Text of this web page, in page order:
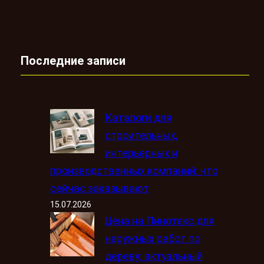
Последние записи
Каталоги для
строительных,
интерьерных и
производственных компаний: что
сейчас заказывают
15.07.2026
Цена на Пинотекс для
наружных работ по
дереву: актуальный